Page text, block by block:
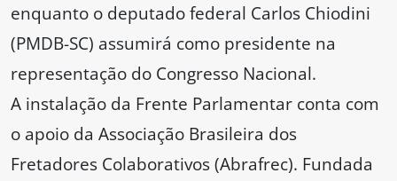
enquanto o deputado federal Carlos Chiodini
(PMDB-SC) assumirá como presidente na
representação do Congresso Nacional.
A instalação da Frente Parlamentar conta com
o apoio da Associação Brasileira dos
Fretadores Colaborativos (Abrafrec). Fundada